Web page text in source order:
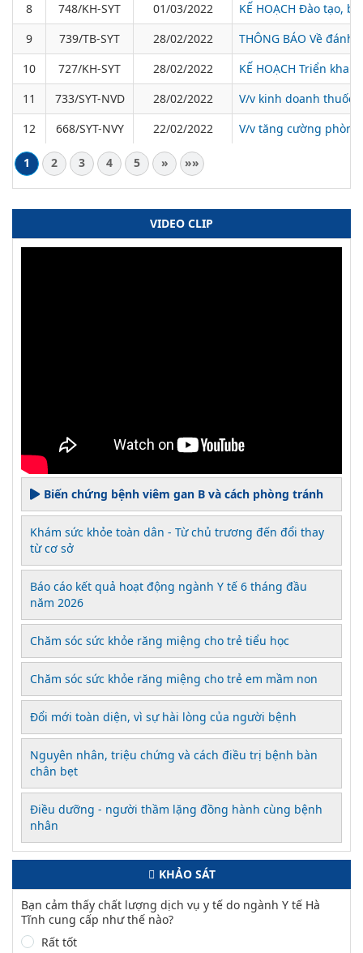
8 748/KH-SYT 01/03/2022
KẾ HOẠCH Đào tạo,
9
739/TB-SYT 28/02/2022
THÔNG BÁO Về
10
727/KH-SYT 28/02/2022
KẾ HOẠCH Triển
11
733/SYT-NVD 28/02/2022
V/v kinh doanh thuốc
12
668/SYT-NVY 22/02/2022 V/v tăng cường
1 2 3 4 5 » »»
VIDEO CLIP
Biến chứng bệnh viêm gan B và cách phòng tránh
Khám sức khỏe toàn dân - Từ chủ trương đến đổi thay
từ cơ sở
Báo cáo kết quả hoạt động ngành Y tế 6 tháng đầu
năm 2026
Chăm sóc sức khỏe răng miệng cho trẻ tiểu học
Chăm sóc sức khỏe răng miệng cho trẻ em mầm non
Đổi mới toàn diện, vì sự hài lòng của người bệnh
Nguyên nhân, triệu chứng và cách điều trị bệnh bàn
chân bẹt
Điều dưỡng - người thầm lặng đồng hành cùng bệnh
nhân
KHẢO SÁT
Bạn cảm thấy chất lượng dịch vụ y tế do ngành Y tế Hà
Tĩnh cung cấp như thế nào?
Rất tốt